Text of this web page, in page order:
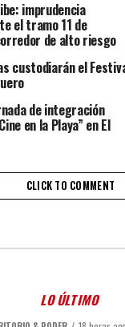
imprudencia
el tramo 11 de
de alto riesgo
custodiarán el
de integración
en la Playa” en El
CLICK TO COMMENT
LO ÚLTIMO